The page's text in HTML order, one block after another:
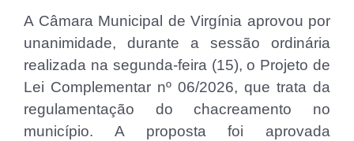
A Câmara Municipal de Virgínia aprovou por
unanimidade, durante a sessão ordinária
realizada na segunda-feira (15), o Projeto de
Lei Complementar nº 06/2026, que trata da
regulamentação do chacreamento no
município. A proposta foi aprovada